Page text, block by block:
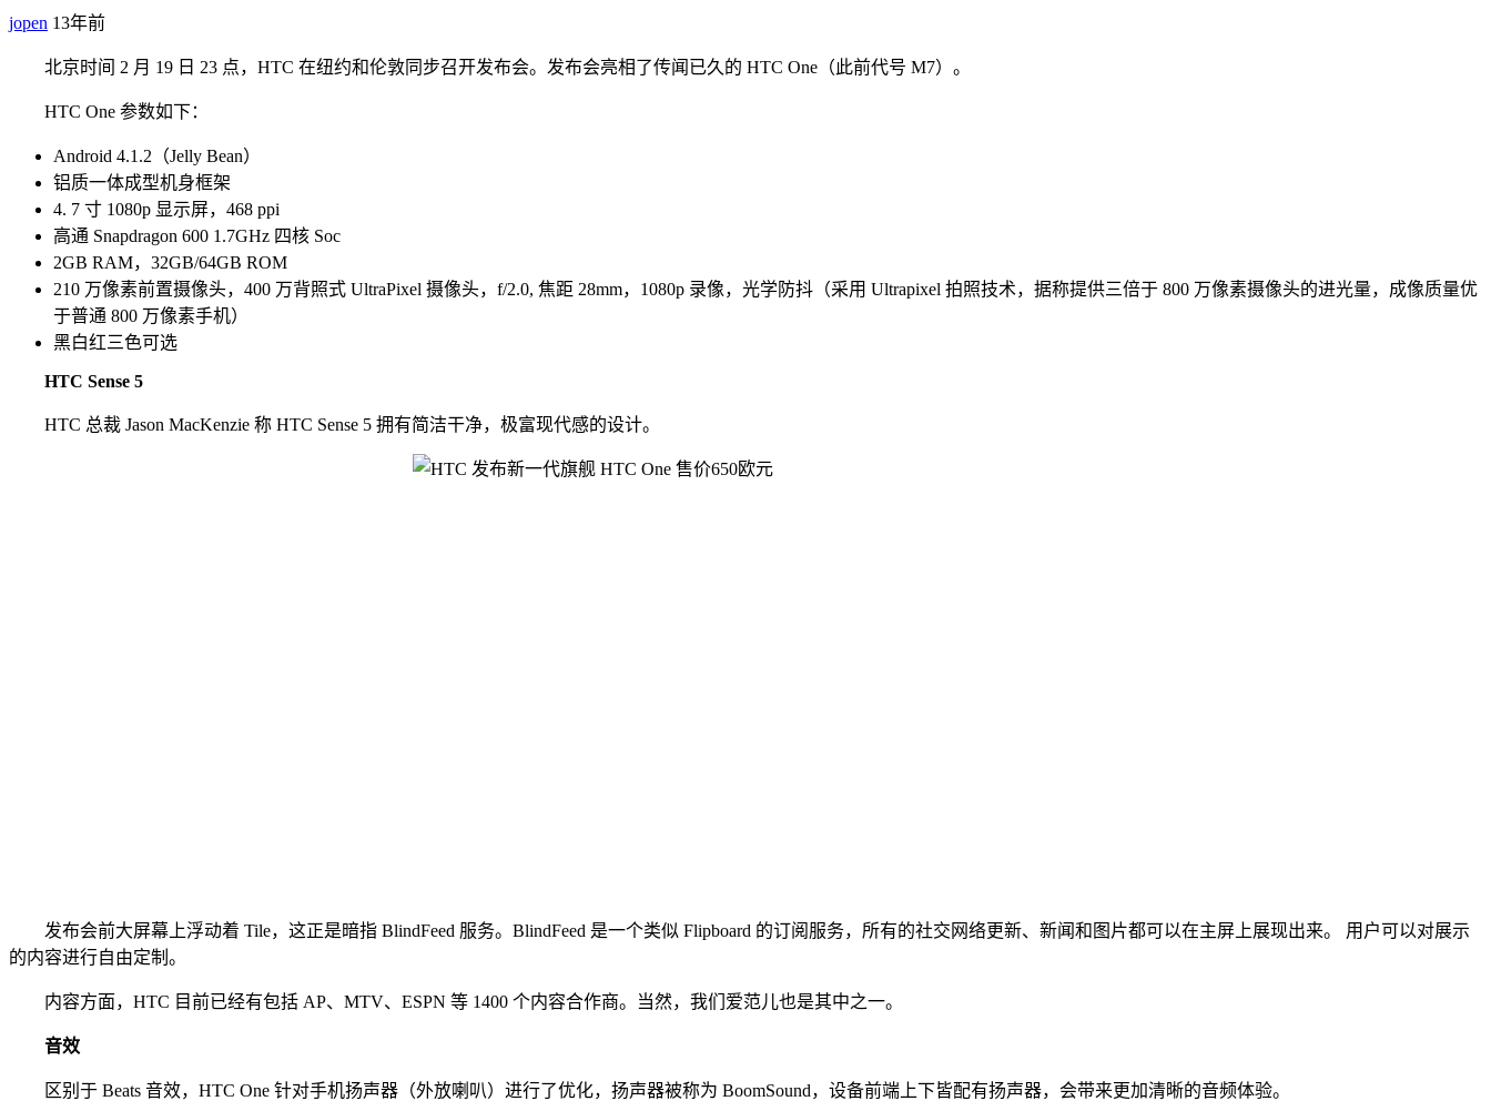
jopen 13年前
北京时间 2 月 19 日 23 点，HTC 在纽约和伦敦同步召开发布会。发布会亮相了传闻已久的 HTC One（此前代号 M7）。
HTC One 参数如下：
Android 4.1.2（Jelly Bean）
铝质一体成型机身框架
4. 7 寸 1080p 显示屏，468 ppi
高通 Snapdragon 600 1.7GHz 四核 Soc
2GB RAM，32GB/64GB ROM
210 万像素前置摄像头，400 万背照式 UltraPixel 摄像头，f/2.0, 焦距 28mm，1080p 录像，光学防抖（采用 Ultrapixel 拍照技术，据称提供三倍于 800 万像素摄像头的进光量，成像质量优
于普通 800 万像素手机）
黑白红三色可选
HTC Sense 5
HTC 总裁 Jason MacKenzie 称 HTC Sense 5 拥有简洁干净，极富现代感的设计。
发布会前大屏幕上浮动着 Tile，这正是暗指 BlindFeed 服务。BlindFeed 是一个类似 Flipboard 的订阅服务，所有的社交网络更新、新闻和图片都可以在主屏上展现出来。 用户可以对展示
的内容进行自由定制。
内容方面，HTC 目前已经有包括 AP、MTV、ESPN 等 1400 个内容合作商。当然，我们爱范儿也是其中之一。
音效
区别于 Beats 音效，HTC One 针对手机扬声器（外放喇叭）进行了优化，扬声器被称为 BoomSound，设备前端上下皆配有扬声器，会带来更加清晰的音频体验。